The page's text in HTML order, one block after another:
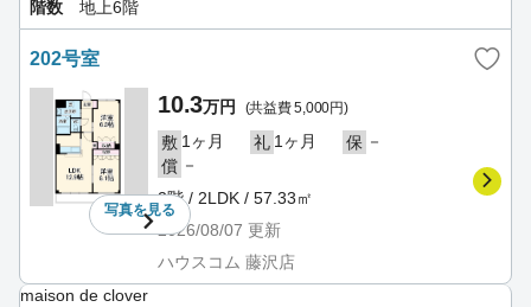
階数
地上6階
202号室
写真を見る
10.3万円 (共益費 5,000円)
敷 1ヶ月 礼 1ヶ月 保 －
償 －
2階 / 2LDK / 57.33㎡
2026/08/07 更新
ハウスコム 藤沢店
maison de clover